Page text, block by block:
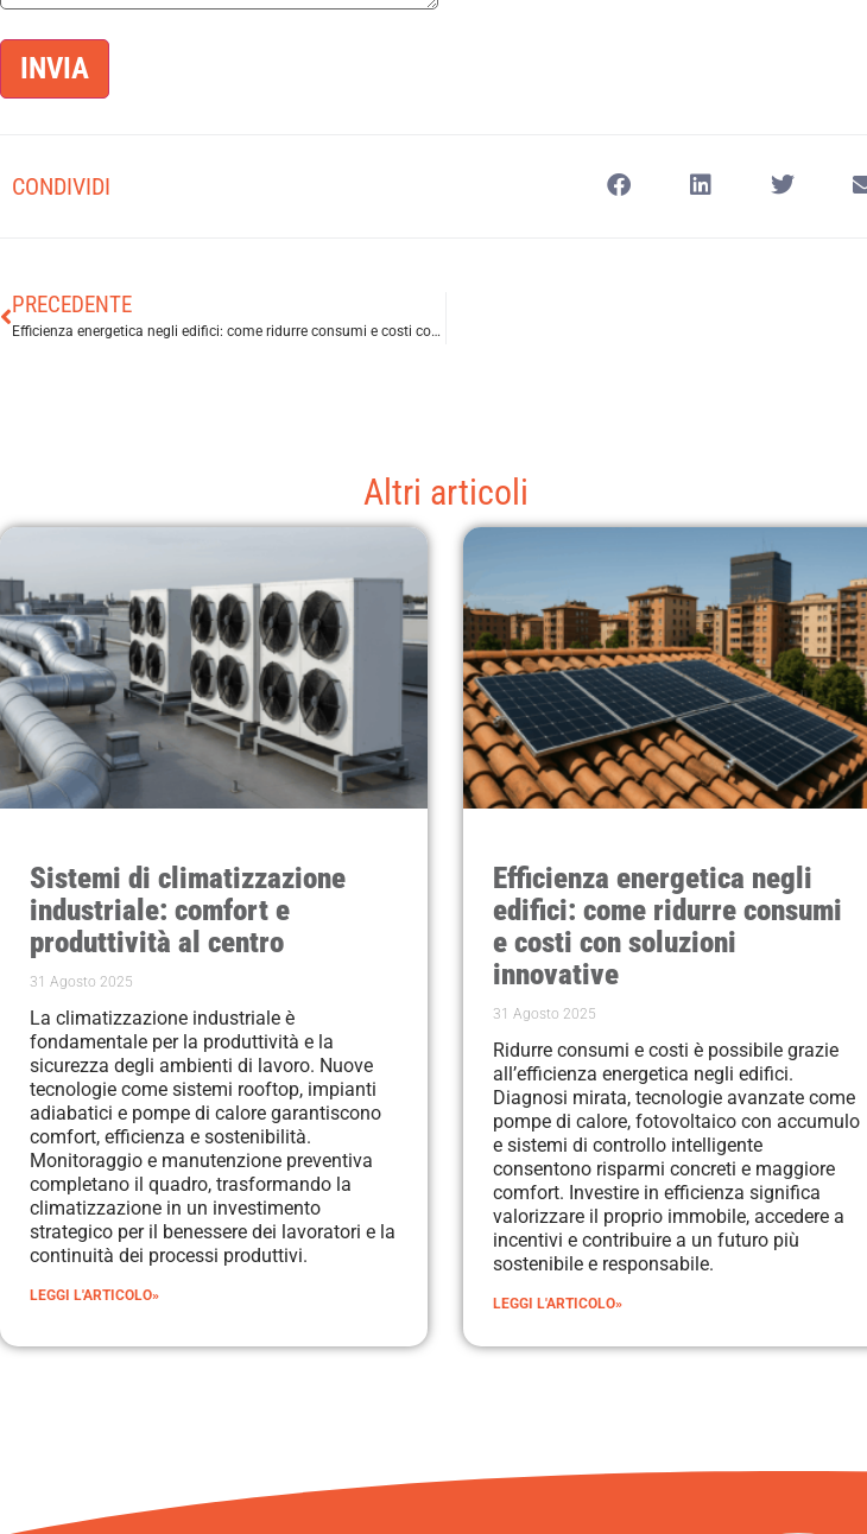
CONDIVIDI
PRECEDENTE
Efficienza energetica negli edifici: come ridurre consumi e costi con soluzioni innovative
Altri articoli
Sistemi di climatizzazione
industriale: comfort e
produttività al centro
31 Agosto 2025
La climatizzazione industriale è
fondamentale per la produttività e la
sicurezza degli ambienti di lavoro. Nuove
tecnologie come sistemi rooftop, impianti
adiabatici e pompe di calore garantiscono
comfort, efficienza e sostenibilità.
Monitoraggio e manutenzione preventiva
completano il quadro, trasformando la
climatizzazione in un investimento
strategico per il benessere dei lavoratori e la
continuità dei processi produttivi.
LEGGI L'ARTICOLO»
Efficienza energetica negli
edifici: come ridurre consumi
e costi con soluzioni
innovative
31 Agosto 2025
Ridurre consumi e costi è possibile grazie
all’efficienza energetica negli edifici.
Diagnosi mirata, tecnologie avanzate come
pompe di calore, fotovoltaico con accumulo
e sistemi di controllo intelligente
consentono risparmi concreti e maggiore
comfort. Investire in efficienza significa
valorizzare il proprio immobile, accedere a
incentivi e contribuire a un futuro più
sostenibile e responsabile.
LEGGI L'ARTICOLO»